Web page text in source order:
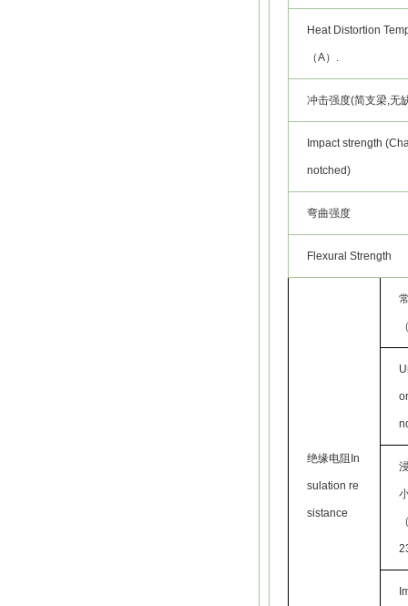
Heat Distortion
（A）.
冲击强度(简支梁,无
Impact strength
notched)
弯曲强度
Flexural Strength
绝缘电阻In
sulation re
sistance